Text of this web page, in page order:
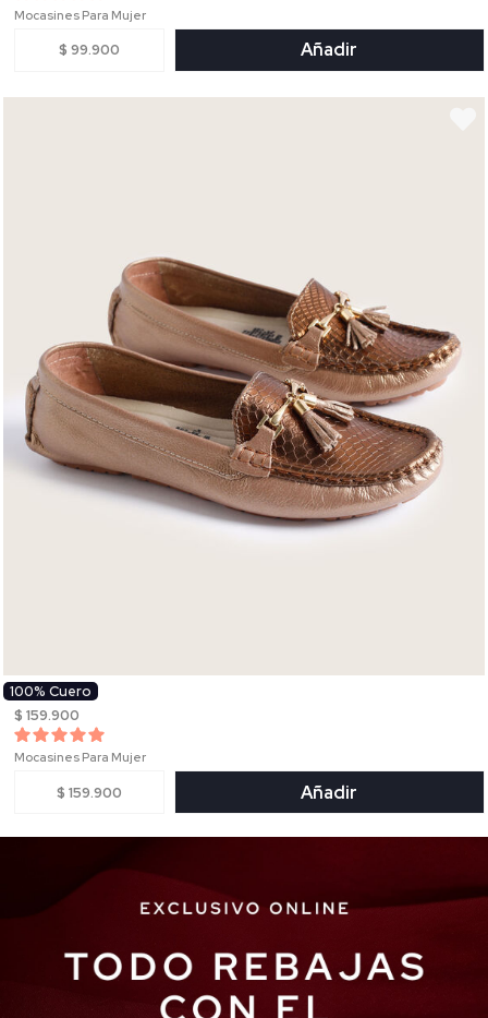
Mocasines Para Mujer
$ 99.900 Añadir
100% Cuero
$ 159.900
Mocasines Para Mujer
$ 159.900 Añadir